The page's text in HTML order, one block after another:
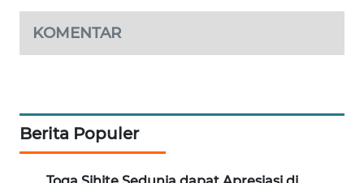
KOMENTAR
Berita Populer
WATCH
MKLI
LKKI